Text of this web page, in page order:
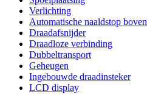
Verlichting
Automatische naaldstop boven
Draadafsnijder
Draadloze verbinding
Dubbeltransport
Geheugen
Ingebouwde draadinsteker
LCD display